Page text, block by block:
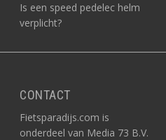
Is een speed pedelec helm
verplicht?
CONTACT
Fietsparadijs.com is
onderdeel van Media 73 B.V.